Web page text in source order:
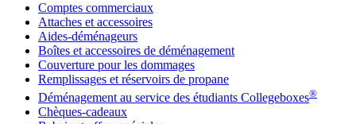
Comptes commerciaux
Attaches et accessoires
Aides-déménageurs
Boîtes et accessoires de déménagement
Couverture pour les dommages
Remplissages et réservoirs de propane
Déménagement au service des étudiants Collegeboxes®
Chèques-cadeaux